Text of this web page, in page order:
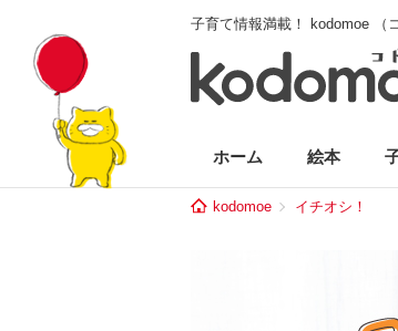
子育て情報満載！ kodomoe （
ホーム 絵本
kodomoe イチオシ！